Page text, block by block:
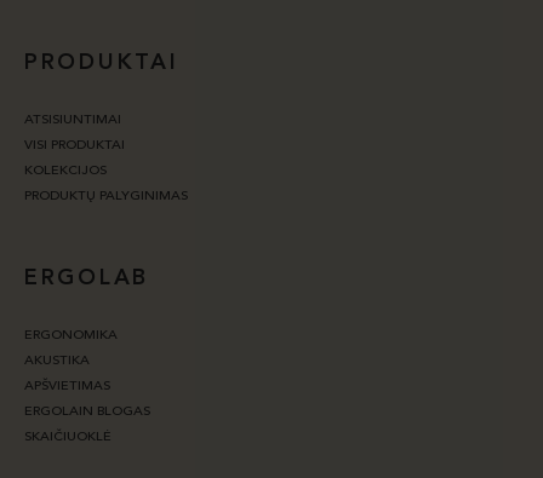
PRODUKTAI
ATSISIUNTIMAI
VISI PRODUKTAI
KOLEKCIJOS
PRODUKTŲ PALYGINIMAS
ERGOLAB
ERGONOMIKA
AKUSTIKA
APŠVIETIMAS
ERGOLAIN BLOGAS
SKAIČIUOKLĖ